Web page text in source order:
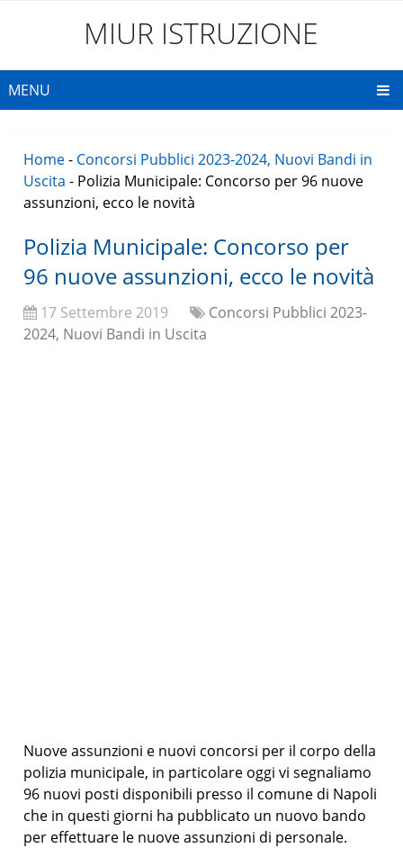
MIUR ISTRUZIONE
MENU
Home- Concorsi Pubblici 2023-2024, Nuovi Bandi in
Uscita - Polizia Municipale: Concorso per 96 nuove
assunzioni, ecco le novità
Polizia Municipale: Concorso per
96 nuove assunzioni, ecco le novità
17 Settembre 2019
Concorsi Pubblici 2023-
2024, Nuovi Bandi in Uscita
Nuove assunzioni e nuovi concorsi per il corpo della
polizia municipale, in particolare oggi vi segnaliamo
96 nuovi posti disponibili presso il comune di Napoli
che in questi giorni ha pubblicato un nuovo bando
per effettuare le nuove assunzioni di personale.